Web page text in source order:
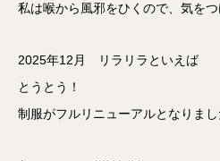
私は喉から風邪をひくので、気をつ
2025年12月 リラリラといえば
とうとう！
制服がフルリニューアルとなりまし